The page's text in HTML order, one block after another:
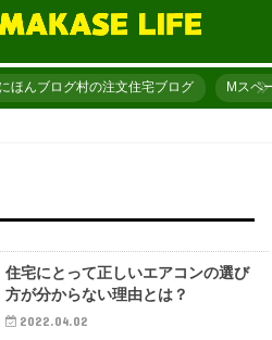
にほんブログ村の注文住宅ブログ Mスペ
住宅にとって正しいエアコンの選び
方が分からない理由とは？
2022.04.02